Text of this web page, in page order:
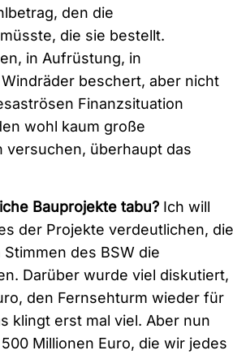
den die
die sie bestellt.
in Aufrüstung, in
beschert, aber nicht
Finanzsituation
wohl kaum große
versuchen, überhaupt das
Bauprojekte tabu? Ich will
der Projekte verdeutlichen, die
des BSW die
Darüber wurde viel diskutiert,
den Fernsehturm wieder für
klingt erst mal viel. Aber nun
Millionen Euro, die wir jedes